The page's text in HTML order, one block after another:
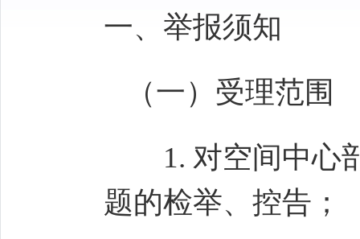
一、举报须知
（一）受理范围
1. 对空间中心
题的检举、控告；